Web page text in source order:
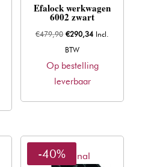
Efalock werkwagen
6002 zwart
€479,90 Oorspronkelijke
prijs
was:
€479,90.
€290,34Huidige
is:
Incl.
BTW
Op bestelling
leverbaar
Original
-40%